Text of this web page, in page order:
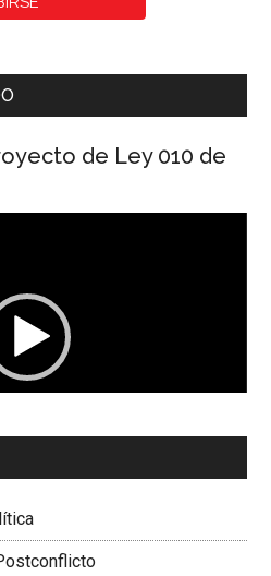
de Ley 010 de
01:04
Presidenta Corporación